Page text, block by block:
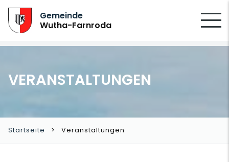
Gemeinde
Wutha-Farnroda
VERANSTALTUNGEN
Startseite Veranstaltungen